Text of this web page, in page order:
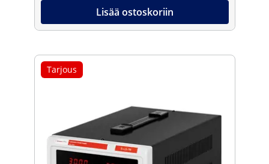
Lisää ostoskoriin
Tarjous